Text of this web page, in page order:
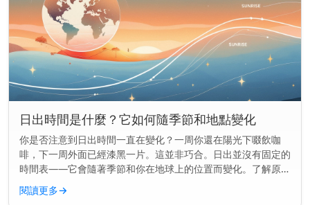
日出時間是什麼？它如何隨季節和地點變化
你是否注意到日出時間一直在變化？一周你還在陽光下啜飲咖
啡，下一周外面已經漆黑一片。這並非巧合。日出並沒有固定的
時間表——它會隨著季節和你在地球上的位置而變化。了解原因
可以幫助你更好地規劃早晨的時間，無論你是想趕在天亮時跑
步，還是想準時送孩子...
閱讀更多→